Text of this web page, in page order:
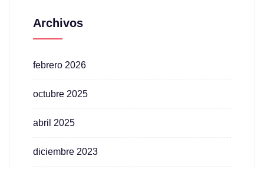
Archivos
febrero 2026
octubre 2025
abril 2025
diciembre 2023